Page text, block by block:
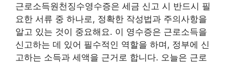
근로소득원천징수영수증은 세금 신고 시 반드시 필
요한 서류 중 하나로, 정확한 작성법과 주의사항을
알고 있는 것이 중요해요. 이 영수증은 근로소득을
신고하는 데 있어 필수적인 역할을 하며, 정부에 신
고하는 소득과 세액을 근거로 합니다. 오늘은 근로